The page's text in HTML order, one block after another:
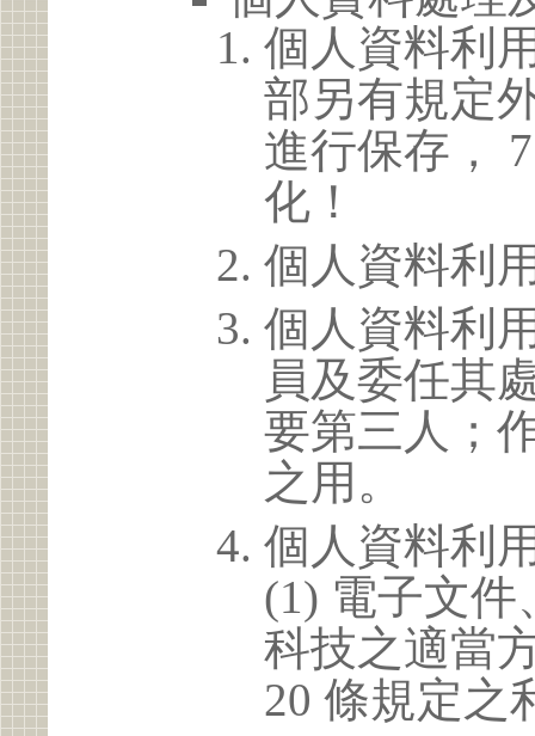
個人資料利
部另有規定
進行保存，
化！
個人資料利
個人資料利
員及委任其
要第三人；
之用。
個人資料利
(1) 電子文
科技之適當
20 條規定之